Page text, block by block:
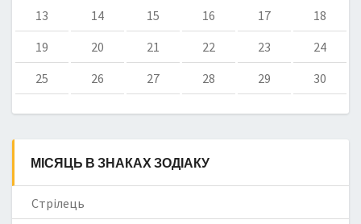
13
14 15 16 17
18
19
20 21 22 23
24
25
26 27 28 29 30
МІСЯЦЬ В ЗНАКАХ ЗОДІАКУ
Стрілець